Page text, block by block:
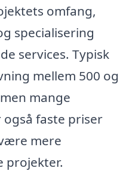
omfang,
specialisering
services. Typisk
mellem 500 og
mange
faste priser
mere
projekter.